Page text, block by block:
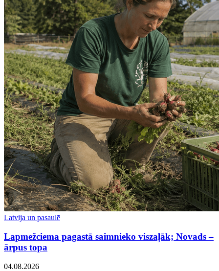
Latvija un pasaulē
Lapmežciema pagastā saimnieko viszaļāk; Novads –
ārpus topa
04.08.2026